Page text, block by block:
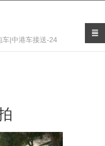
车|中港车接送-24